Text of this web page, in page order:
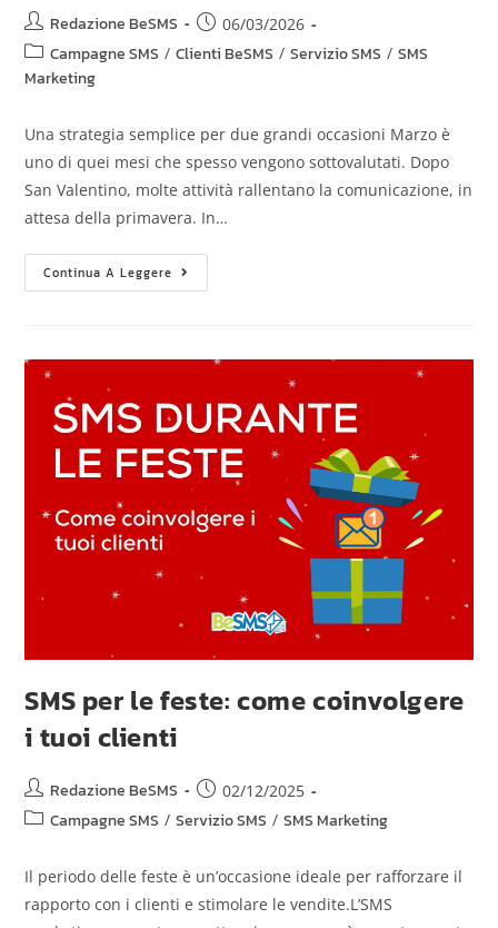
Redazione BeSMS 06/03/2026
Campagne SMS / Clienti BeSMS / Servizio SMS / SMS
Marketing
Una strategia semplice per due grandi occasioni Marzo è
uno di quei mesi che spesso vengono sottovalutati. Dopo
San Valentino, molte attività rallentano la comunicazione, in
attesa della primavera. In…
Continua A Leggere
SMS per le feste: come coinvolgere
i tuoi clienti
Redazione BeSMS 02/12/2025
Campagne SMS / Servizio SMS / SMS Marketing
Il periodo delle feste è un’occasione ideale per rafforzare il
rapporto con i clienti e stimolare le vendite.L’SMS